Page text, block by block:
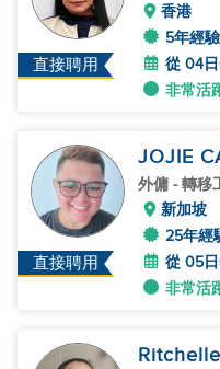
直接聘用
香港
5年經驗
從 04
非常活
直接聘用
JOJIE
外傭 - 轉移
新加坡
25年經
從 05
非常活
Ritchelle